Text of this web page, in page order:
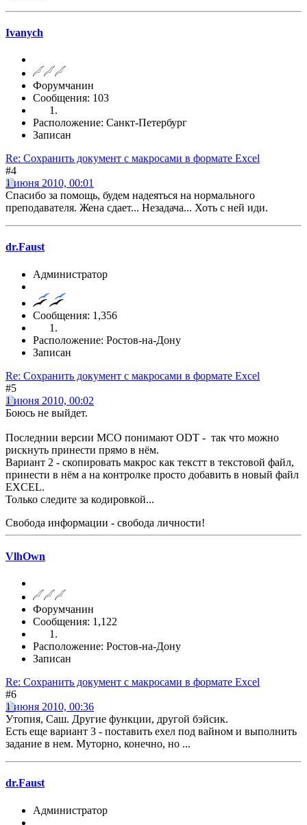
Ivanych
Форумчанин
Сообщения: 103
Расположение: Санкт-Петербург
Записан
Re: Сохранить документ с макросами в формате Excel
#4
1 июня 2010, 00:01
Спасибо за помощь, будем надеяться на нормального
преподавателя. Жена сдает... Незадача... Хоть с ней иди.
dr.Faust
Администратор
Сообщения: 1,356
Расположение: Ростов-на-Дону
Записан
Re: Сохранить документ с макросами в формате Excel
#5
1 июня 2010, 00:02
Боюсь не выйдет.
Последнии версии МСО понимают ODT - так что можно
рискнуть принести прямо в нём.
Вариант 2 - скопировать макрос как текстт в текстовой файл,
принести в нём а на контролке просто добавить в новый файл
EXCEL.
Только следите за кодировкой...
Свобода информации - свобода личности!
VlhOwn
Форумчанин
Сообщения: 1,122
Расположение: Ростов-на-Дону
Записан
Re: Сохранить документ с макросами в формате Excel
#6
1 июня 2010, 00:36
Утопия, Саш. Другие функции, другой бэйсик.
Есть еще вариант 3 - поставить ехел под вайном и выполнить
задание в нем. Муторно, конечно, но ...
dr.Faust
Администратор